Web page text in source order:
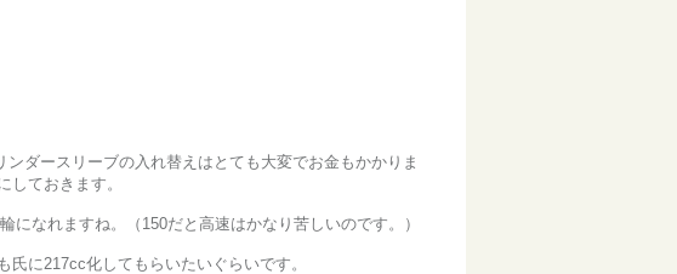
ダースリーブの入れ替えはとても大変でお金もかかりま
ておきます。
なれますね。（150だと高速はかなり苦しいのです。）
に217cc化してもらいたいぐらいです。